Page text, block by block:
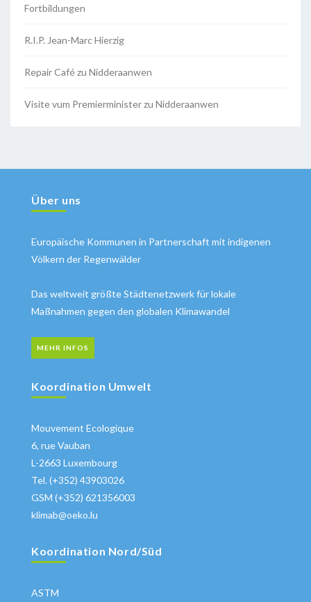
Fortbildungen
R.I.P. Jean-Marc Hierzig
Repair Café zu Nidderaanwen
Visite vum Premierminister zu Nidderaanwen
Über uns
Europäische Kommunen in Partnerschaft mit indigenen
Völkern der Regenwälder
Das weltweit größte Städtenetzwerk für lokale
Maßnahmen gegen den globalen Klimawandel
MEHR INFOS
Koordination Umwelt
Mouvement Ecologique
6, rue Vauban
L-2663 Luxembourg
Tel. (+352) 43903026
GSM (+352) 621356003
klimab@oeko.lu
Koordination Nord/Süd
ASTM